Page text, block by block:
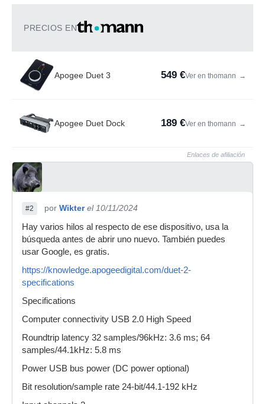
PRECIOS EN
Apogee Duet 3 549 €Ver en thomann →
Apogee Duet Dock 189 €Ver en thomann →
Enlaces de afiliación
#2 por Wikter el 10/11/2024
Hay varios hilos al respecto de ese dispositivo, usa la
búsqueda antes de abrir uno nuevo. También puedes
usar Google, es gratis.
https://knowledge.apogeedigital.com/duet-2-
specifications
Specifications
Computer connectivity USB 2.0 High Speed
Roundtrip latency 32 samples/96kHz: 3.6 ms; 64
samples/44.1kHz: 5.8 ms
Power USB bus power (DC power optional)
Bit resolution/sample rate 24-bit/44.1-192 kHz